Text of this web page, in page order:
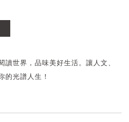
讀世界，品味美好生活。讓人文、
的光譜人生！